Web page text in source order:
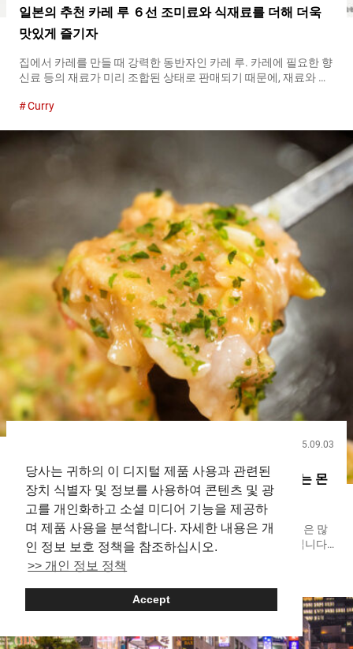
당사는 귀하의 이 디지털 제품 사용과 관련된
장치 식별자 및 정보를 사용하여 콘텐츠 및 광
고를 개인화하고 소셜 미디어 기능을 제공하
며 제품 사용을 분석합니다. 자세한 내용은 개
인 정보 보호 정책을 참조하십시오.
>> 개인 정보 정책
Accept
일본의 추천 카레 루 ６선 조미료와 식재료를 더해 더욱
맛있게 즐기자
집에서 카레를 만들 때 강력한 동반자인 카레 루. 카레에 필요한 향
신료 등의 재료가 미리 조합된 상태로 판매되기 때문에, 재료와 함
레 루의 제품 수는 풍부하며, 고형인지 분말인지와 같은 형태, 매운
먹고 싶을 때는 어떤 카레 루를 선택해야 할까”, “전문점 같은 본격
적인 카레를 먹고 싶다” 등, 당신의 니즈에 맞는 카레 루를 선택해
봅시다！ 카레 루의 형태 카레 루의 형태는 크게 ３가지로 나뉩니
다. 고형, 분말, 페이스트입니다. 고형：가장 일반적인 형태. 편의
점이나 슈퍼마켓 등 다양한 매장에서 쉽게 구할 수 있습니다./li> 분
말：끓일 때 녹이기 쉽고, 덩어리가 생기기 어려운 장점이 있습니
다. 페이스트：끓일 때 녹기 쉬운 것은 물론, 끓이는 시간도 짧게
단축할 수 있습니다. 같은 상품명으로 다른 형태의 카레 루가...
Curry
2025.09.03
츠키시마 몬자야키의 역사 신구의 명점이 가르쳐주는 몬
자야키의 세계
도쿄의 향토 요리로 불리는 몬자야키. 도쿄의 츠키시마 지역은 많
은 몬자야키 가게가 모여 있으며, 연일 많은 관광객으로 붐빕니다.
어린이용 과자가 기원으로 여겨지는 몬자야키의 재료는 원래 매우
심플했습니다. 물에 푼 밀가루에 맛을 내어 철판에 구워 먹는 것이
었습니다. 그러나 몬자야키의 인지도가 높아지면서, 양념과 재료
도 다양해졌습니다. 가볍게 즐길 수 있는 점은 예나 지금이나 변함
없지만, 몬자야키의 매력을 파고들면 의외로 깊은 세계임을 알 수
있습니다. 몬자야키의 매력과 역사에 대해 소개해 주는 곳은,『요
Tsukishima Monja